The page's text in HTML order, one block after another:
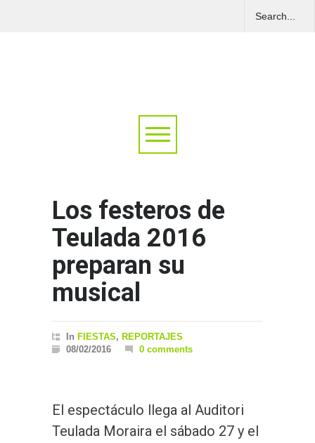
Los festeros de
Teulada 2016
preparan su
musical
In FIESTAS, REPORTAJES
08/02/2016
0 comments
El espectáculo llega al Auditori
Teulada Moraira el sábado 27 y el